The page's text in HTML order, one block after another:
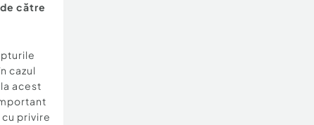
către
cazul
acest
privire